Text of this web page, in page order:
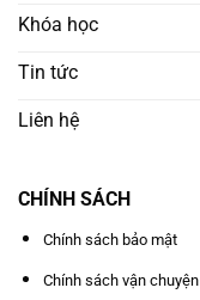
Khóa học
Tin tức
Liên hệ
CHÍNH SÁCH
Chính sách bảo mật
Chính sách vận chuyện